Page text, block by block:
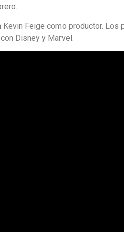
Feige como productor. Los
Disney y Marvel.